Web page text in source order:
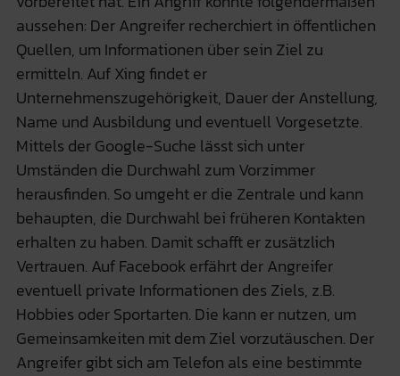
aussehen: Der Angreifer recherchiert in öffentlichen
Quellen, um Informationen über sein Ziel zu
ermitteln. Auf Xing findet er
Unternehmenszugehörigkeit, Dauer der Anstellung,
Name und Ausbildung und eventuell Vorgesetzte.
Mittels der Google-Suche lässt sich unter
Umständen die Durchwahl zum Vorzimmer
herausfinden. So umgeht er die Zentrale und kann
behaupten, die Durchwahl bei früheren Kontakten
erhalten zu haben. Damit schafft er zusätzlich
Vertrauen. Auf Facebook erfährt der Angreifer
eventuell private Informationen des Ziels, z.B.
Hobbies oder Sportarten. Die kann er nutzen, um
Gemeinsamkeiten mit dem Ziel vorzutäuschen. Der
Angreifer gibt sich am Telefon als eine bestimmte